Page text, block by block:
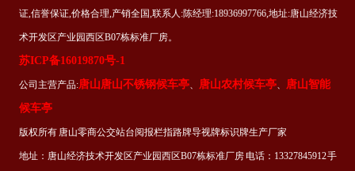
证,信誉保证,价格合理,产销全国,联系人:陈经理:18936997766,地址:唐山经济技
术开发区产业园西区B07栋标准厂房。
苏ICP备16019870号-1
公司主营产品:唐山唐山不锈钢候车亭 唐山农村候车亭
唐山智能
候车亭
版权所有 唐山零商公交站台阅报栏指路牌导视牌标识牌生产厂家
地址：唐山经济技术开发区产业园西区B07栋标准厂房 电话：13327845912 手